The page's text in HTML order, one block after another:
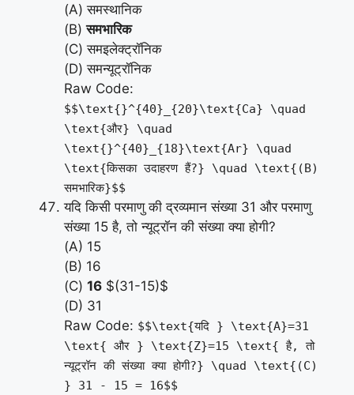
(A) समस्थानिक
(B)समभारिक
(C) समइलेक्ट्रॉनिक
(D) समन्यूट्रॉनिक
Raw Code:
$$\text{}^{40}_{20}\text{Ca} \quad
\text{और} \quad
\text{}^{40}_{18}\text{Ar} \quad
\text{किसका उदाहरण हैं?} \quad \text{(B)
समभारिक}$$
यदि किसी परमाणु की द्रव्यमान संख्या 31 और परमाणु
संख्या 15 है, तो न्यूट्रॉन की संख्या क्या होगी?
(A) 15
(B) 16
(C) 16 $(31-15)$
(D) 31
Raw Code: $$\text{यदि } \text{A}=31
\text{ और } \text{Z}=15 \text{ है, तो
न्यूट्रॉन की संख्या क्या होगी?} \quad \text{(C)
} 31 - 15 = 16$$